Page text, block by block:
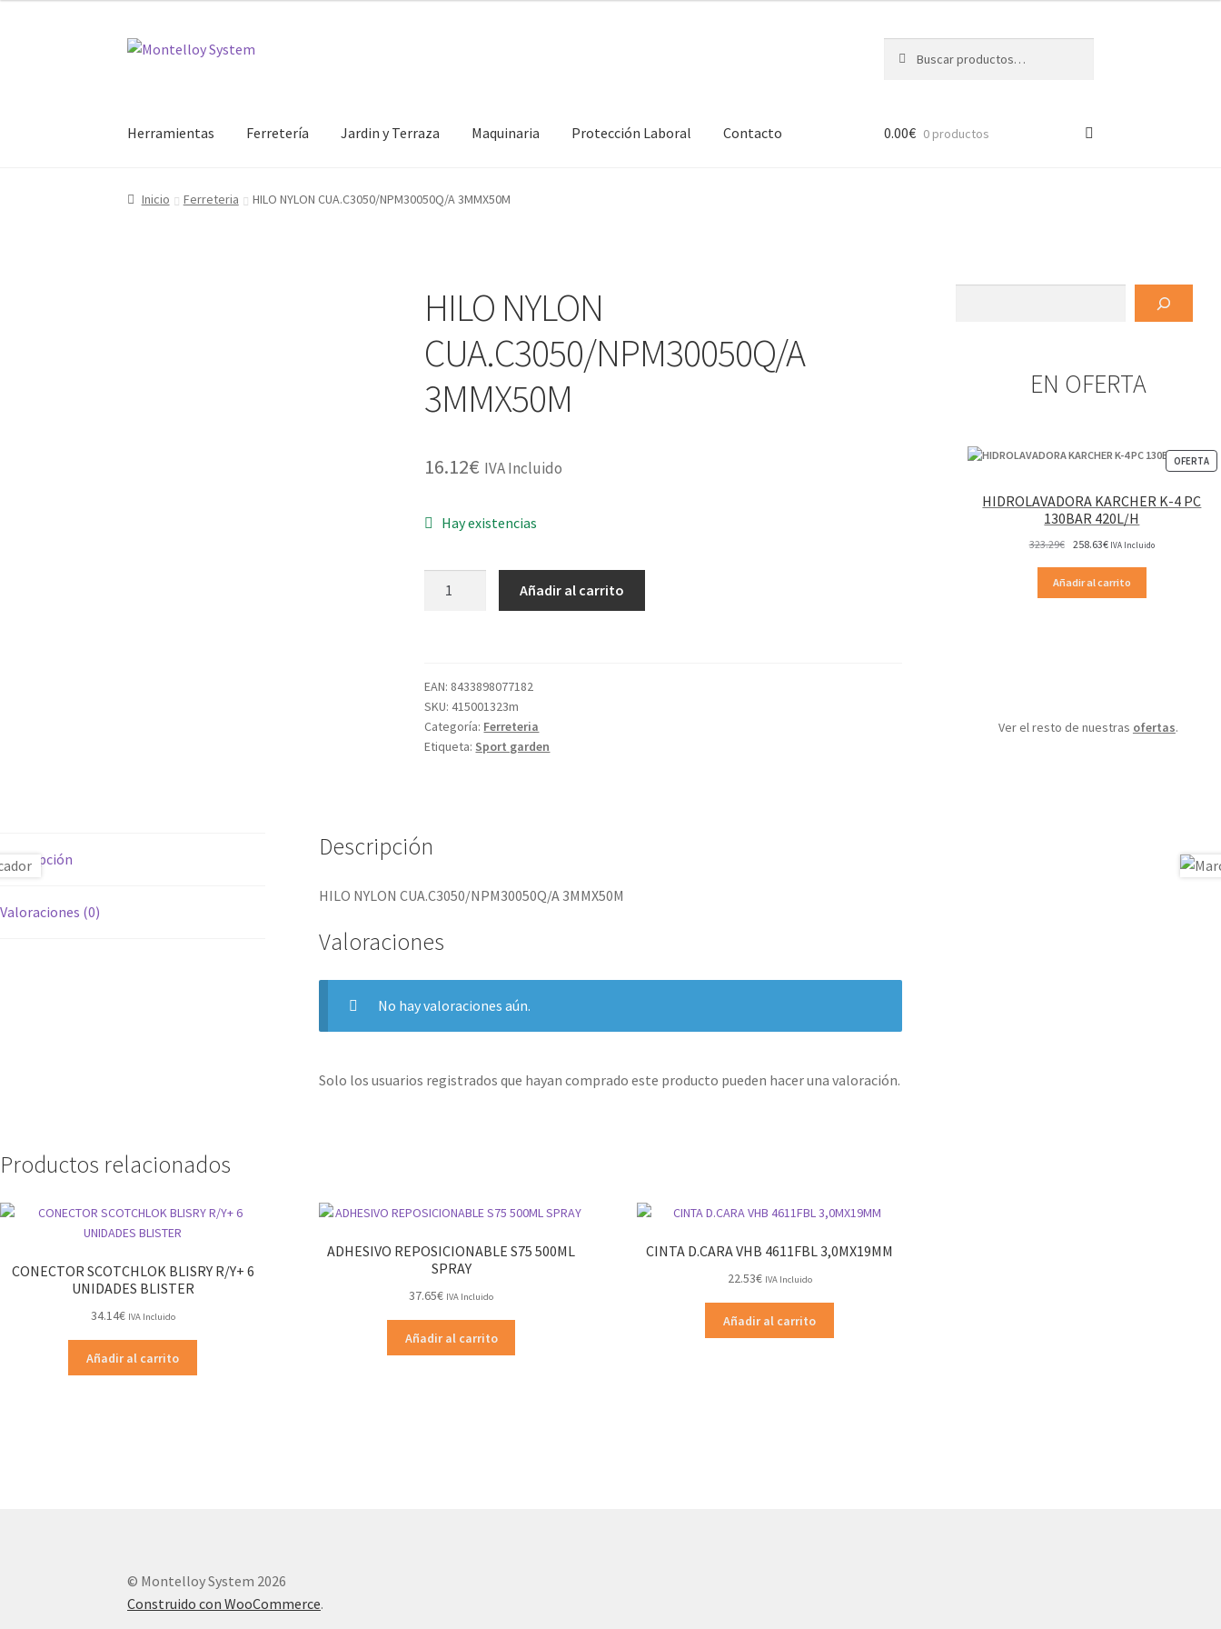
Ir
Ir
por:
Herramientas Ferretería Jardin y Terraza Maquinaria Protección Laboral Contacto 0.00€ 0 productos
Inicio Ferreteria HILO NYLON CUA.C3050/NPM30050Q/A 3MMX50M
HILO NYLON
CUA.C3050/NPM30050Q/A
3MMX50M
16.12€ IVA Incluido
Hay existencias
Añadir al carrito
EAN: 8433898077182
SKU:415001323m
Categoría: Ferreteria
Etiqueta: Sport garden
Descripción
Valoraciones (0)
Descripción
HILO NYLON CUA.C3050/NPM30050Q/A 3MMX50M
Valoraciones
No hay valoraciones aún.
Solo los usuarios registrados que hayan comprado este producto pueden hacer una valoración.
Productos relacionados
CONECTOR SCOTCHLOK BLISRY R/Y+ 6
UNIDADES BLISTER
34.14€ IVA Incluido
Añadir al carrito
ADHESIVO REPOSICIONABLE S75 500ML
SPRAY
37.65€ IVA Incluido
Añadir al carrito
CINTA D.CARA VHB 4611FBL 3,0MX19MM
22.53€ IVA Incluido
Añadir al carrito
EN OFERTA
OFERTA
EN
HIDROLAVADORA KARCHER K-4 PC
130BAR 420L/H
323.29€ El
original
258.63€El
actual
IVA Incluido
Añadir al carrito
Ver el resto de nuestras ofertas.
© Montelloy System 2026
Construido con WooCommerce.